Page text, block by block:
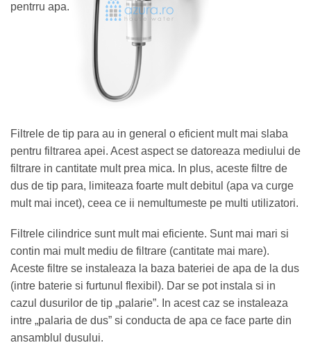
pentrru apa.
Filtrele de tip para au in general o eficient mult mai slaba
pentru filtrarea apei. Acest aspect se datoreaza mediului de
filtrare in cantitate mult prea mica. In plus, aceste filtre de
dus de tip para, limiteaza foarte mult debitul (apa va curge
mult mai incet), ceea ce ii nemultumeste pe multi utilizatori.
Filtrele cilindrice sunt mult mai eficiente. Sunt mai mari si
contin mai mult mediu de filtrare (cantitate mai mare).
Aceste filtre se instaleaza la baza bateriei de apa de la dus
(intre baterie si furtunul flexibil). Dar se pot instala si in
cazul dusurilor de tip „palarie”. In acest caz se instaleaza
intre „palaria de dus” si conducta de apa ce face parte din
ansamblul dusului.